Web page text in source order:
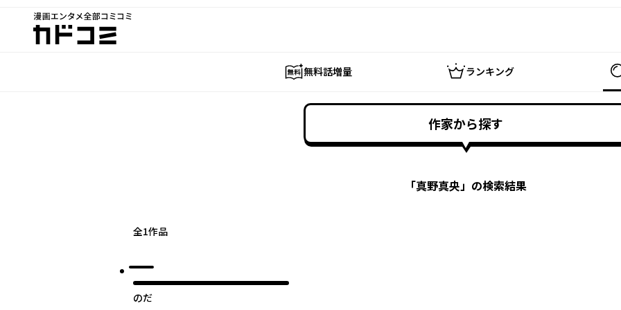
漫画エンタメ全部コミコミ
カドコミ
無料話増量 ランキング
作家から探す
「真野真央」の検索結果
全1作品
のだ